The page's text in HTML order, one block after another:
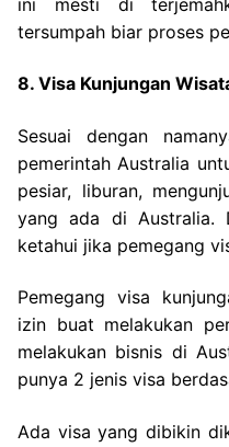
tersumpah biar proses
8. Visa Kunjungan
Sesuai dengan
pemerintah Australia
pesiar, liburan,
yang ada di Australia.
ketahui jika pemegang
Pemegang visa
izin buat melakukan
melakukan bisnis di
punya 2 jenis visa
Ada visa yang dibikin